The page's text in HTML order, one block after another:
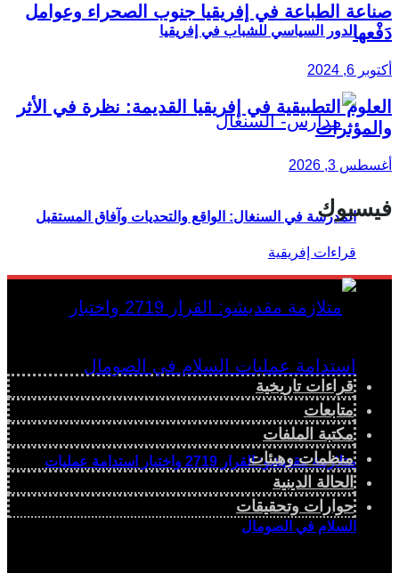
الدور السياسي للشباب في إفريقيا
المدرسة في السنغال: الواقع والتحديات وآفاق المستقبل
متلازمة مقديشو: القرار 2719 واختبار استدامة عمليات
السلام في الصومال
صناعة الطباعة في إفريقيا جنوب الصحراء وعوامل
دَفْعها
أكتوبر 6, 2024
العلوم التطبيقية في إفريقيا القديمة: نظرة في الأثر
والمؤثرات
أغسطس 3, 2026
فيسبوك
قراءات تاريخية
متابعات
مكتبة الملفات
منظمات وهيئات
الحالة الدينية
حوارات وتحقيقات